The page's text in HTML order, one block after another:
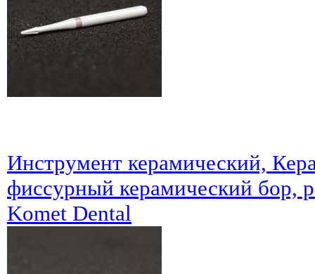
Инструмент керамический,
фиссурный керамический бор,
Komet Dental